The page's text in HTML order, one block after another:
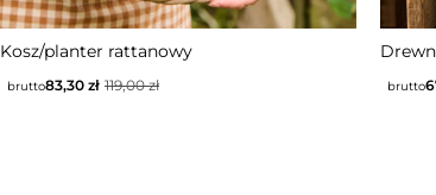
Kosz/planter rattanowy
119,00zł
83,30 zł
brutto brutto